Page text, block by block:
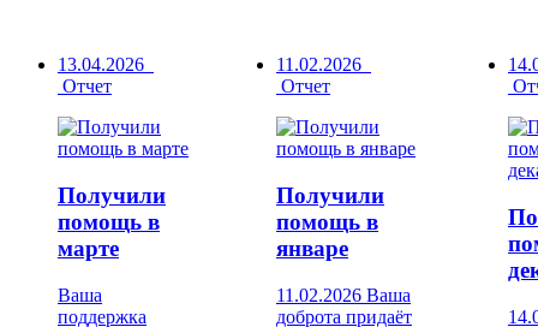
13.04.2026
Отчет
Получили
помощь в
марте
Ваша
поддержка
11.02.2026
Отчет
Получили
помощь в
январе
11.02.2026 Ваша
доброта придаёт